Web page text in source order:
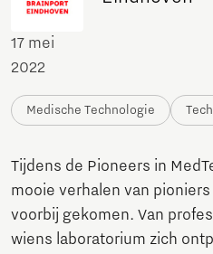
17 mei
2022
Medische Technologie
Tijdens de Pioneers in
mooie verhalen van
voorbij gekomen. Van
wiens laboratorium zich